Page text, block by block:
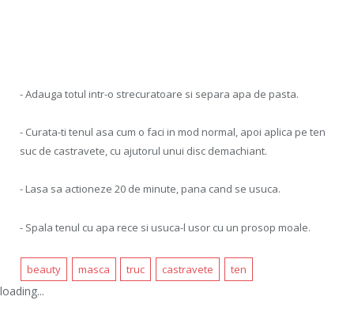
- Adauga totul intr-o strecuratoare si separa apa de pasta.
- Curata-ti tenul asa cum o faci in mod normal, apoi aplica pe ten
suc de castravete, cu ajutorul unui disc demachiant.
- Lasa sa actioneze 20 de minute, pana cand se usuca.
- Spala tenul cu apa rece si usuca-l usor cu un prosop moale.
beauty masca truc castravete ten
loading...